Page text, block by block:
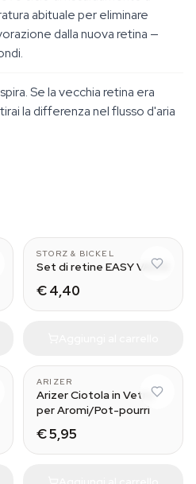
abituale per eliminare
dalla nuova retina —
Se la vecchia retina era
la differenza nel flusso d'aria
STORZ & BICKEL
Set di retine EASY VALVE
€ 4,40
ARIZER
Arizer Ciotola in Vetro
per Aromi/Pot-pourri
€ 5,95